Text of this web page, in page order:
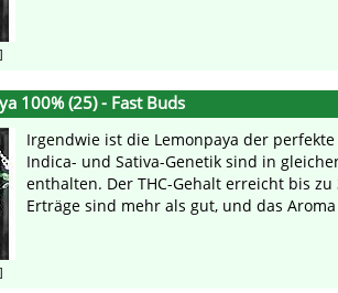
100% (25) - Fast Buds
Irgendwie ist die Lemonpaya der perfekte
Indica- und Sativa-Genetik sind in
enthalten. Der THC-Gehalt erreicht bis zu
Erträge sind mehr als gut, und das